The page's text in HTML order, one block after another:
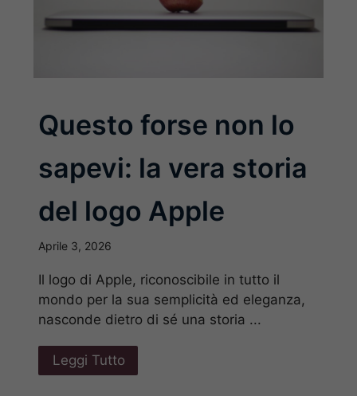
Questo forse non lo
sapevi: la vera storia
del logo Apple
Aprile 3, 2026
Il logo di Apple, riconoscibile in tutto il
mondo per la sua semplicità ed eleganza,
nasconde dietro di sé una storia ...
Leggi Tutto